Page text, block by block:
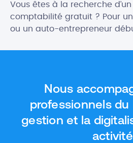
Vous êtes à la recherche
comptabilité gratuit ? Pour
ou un auto-entrepreneur
Dans cet article, nous vous
Nous
professionnels du
gestion et la